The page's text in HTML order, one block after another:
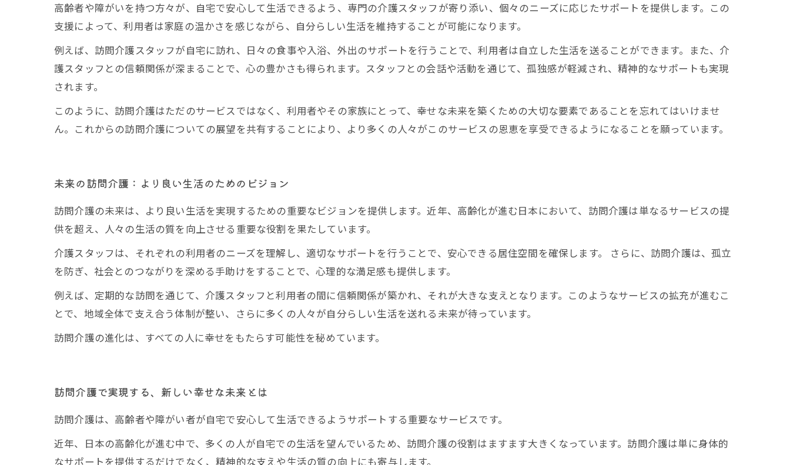
高齢者や障がいを持つ方々が、自宅で安心して生活できるよう、専門の介護スタッフが寄り添い、個々のニーズに応じたサポートを提供します。この
支援によって、利用者は家庭の温かさを感じながら、自分らしい生活を維持することが可能になります。
例えば、訪問介護スタッフが自宅に訪れ、日々の食事や入浴、外出のサポートを行うことで、利用者は自立した生活を送ることができます。また、介
護スタッフとの信頼関係が深まることで、心の豊かさも得られます。スタッフとの会話や活動を通じて、孤独感が軽減され、精神的なサポートも実現
されます。
このように、訪問介護はただのサービスではなく、利用者やその家族にとって、幸せな未来を築くための大切な要素であることを忘れてはいけませ
ん。これからの訪問介護についての展望を共有することにより、より多くの人々がこのサービスの恩恵を享受できるようになることを願っています。
未来の訪問介護：より良い生活のためのビジョン
訪問介護の未来は、より良い生活を実現するための重要なビジョンを提供します。近年、高齢化が進む日本において、訪問介護は単なるサービスの提
供を超え、人々の生活の質を向上させる重要な役割を果たしています。
介護スタッフは、それぞれの利用者のニーズを理解し、適切なサポートを行うことで、安心できる居住空間を確保します。 さらに、訪問介護は、孤立
を防ぎ、社会とのつながりを深める手助けをすることで、心理的な満足感も提供します。
例えば、定期的な訪問を通じて、介護スタッフと利用者の間に信頼関係が築かれ、それが大きな支えとなります。このようなサービスの拡充が進むこ
とで、地域全体で支え合う体制が整い、さらに多くの人々が自分らしい生活を送れる未来が待っています。
訪問介護の進化は、すべての人に幸せをもたらす可能性を秘めています。
訪問介護で実現する、新しい幸せな未来とは
訪問介護は、高齢者や障がい者が自宅で安心して生活できるようサポートする重要なサービスです。
近年、日本の高齢化が進む中で、多くの人が自宅での生活を望んでいるため、訪問介護の役割はますます大きくなっています。訪問介護は単に身体的
なサポートを提供するだけでなく、精神的な支えや生活の質の向上にも寄与します。